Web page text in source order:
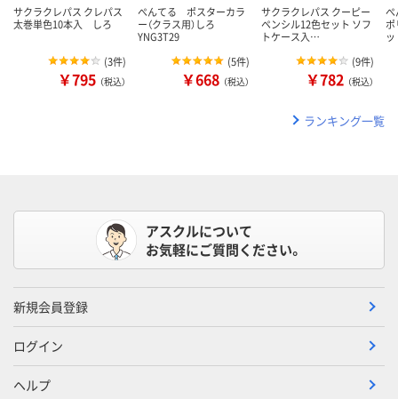
サクラクレパス クレパス
太巻単色10本入 しろ
(3件)
￥795 （税込）
ぺんてる ポスターカラ
ー（クラス用）しろ
YNG3T29
(5件)
￥668 （税込）
サクラクレパス クーピー
ペンシル12色セット ソフ
トケース入…
(9件)
￥782 （税込）
ぺ
ポ
ランキング一覧
アスクルについて
お気軽にご質問ください。
新規会員登録
ログイン
ヘルプ